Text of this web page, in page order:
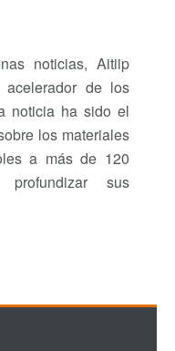
noticias, Aitiip
de los
noticia ha sido el
los materiales
a más de 120
sus